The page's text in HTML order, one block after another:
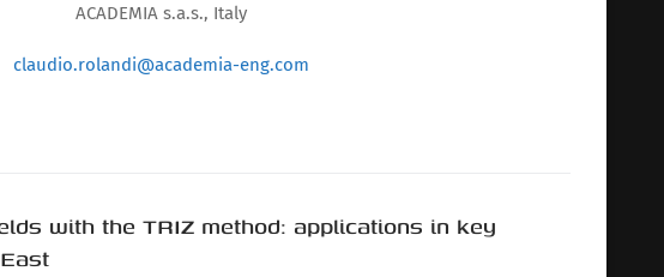
ACADEMIA s.a.s., Italy
claudio.rolandi@academia-eng.com
with the TRIZ method: applications in key